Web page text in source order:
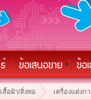
เสื้อผ้า/สิ่งทอ เครื่องแต่ง